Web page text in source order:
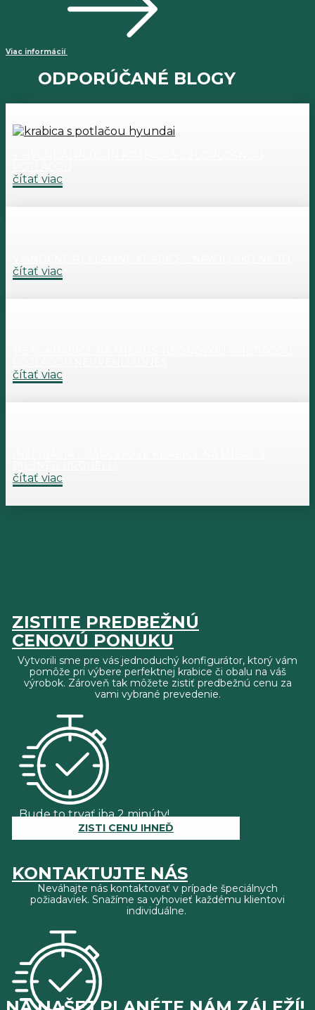
Viac informácií
ODPORÚČANÉ BLOGY
čítať viac
čítať viac
čítať viac
čítať viac
ZISTITE PREDBEŽNÚ
CENOVÚ PONUKU
Vytvorili sme pre vás jednoduchý konfigurátor, ktorý vám
pomôže pri výbere perfektnej krabice či obalu na váš
výrobok. Zároveň tak môžete zistiť predbežnú cenu za
vami vybrané prevedenie.
Bude to trvať iba 2 minúty!
ZISTI CENU IHNEĎ
KONTAKTUJTE NÁS
Neváhajte nás kontaktovať v prípade špeciálnych
požiadaviek. Snažíme sa vyhovieť každému klientovi
individuálne.